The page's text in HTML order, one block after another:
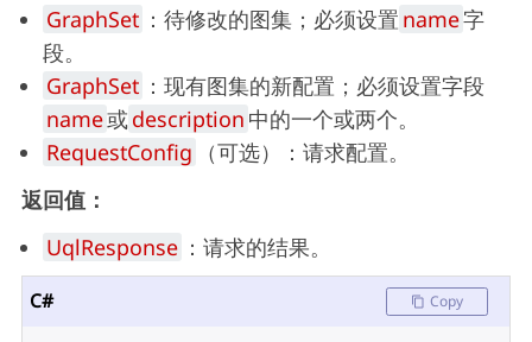
GraphSet ：待修改的图集；必须设置 name字
段。
GraphSet ：现有图集的新配置；必须设置字段
name或description 中的一个或两个。
RequestConfig
（可选）：请求配置。
返回值：
UqlResponse ：请求的结果。
C# Copy